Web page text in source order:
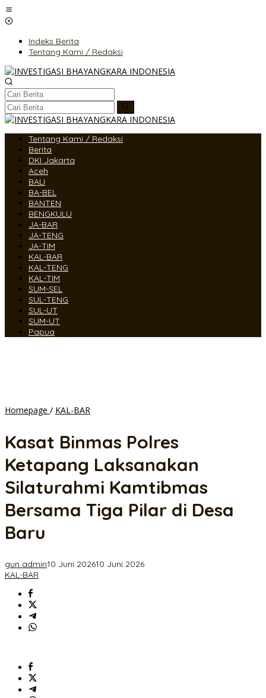
Lewati
ke
Indeks Berita
Tentang Kami / Redaksi
Tentang Kami / Redaksi
Berita
DKI Jakarta
Aceh
BALI
BA-BEL
BANTEN
BENGKULU
JA-BAR
JA-TENG
JA-TIM
KAL-BAR
KAL-TENG
KAL-TIM
SUM-SEL
SUL-TENG
SUL-UT
SUM-UT
Papua
Homepage / KAL-BAR
Ketapang
Silaturahmi
Bersama
Pilar
Kasat Binmas Polres
Ketapang Laksanakan
Silaturahmi Kamtibmas
Bersama Tiga Pilar di Desa
Baru
gun admin10 Juni 202610 Juni 2026
KAL-BAR